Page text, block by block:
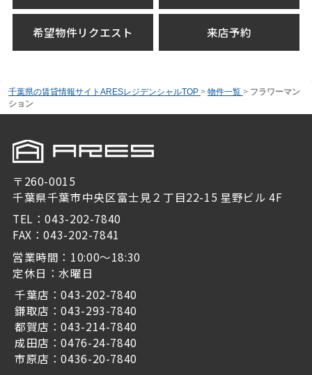
希望物件リクエスト 来店予約
千葉県の賃貸情報サイトARESレジデンシャルTOP > 物件一覧 > フラワーマン
ション
〒260-0015
千葉県千葉市中央区富士見２丁目22-15 星野ビル 4F
TEL：043-202-7840
FAX：043-202-7841
営業時間：10:00～18:30
定休日：水曜日
千葉店：043-202-7840
鎌取店：043-293-7840
都賀店：043-214-7840
成田店：0476-24-7840
市原店：0436-20-7840